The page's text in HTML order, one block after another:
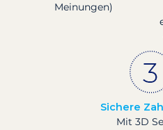
Meinungen)
Sichere
Mit 3D